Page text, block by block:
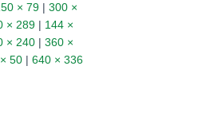
× 79 | 300 ×
× 289 | 144 ×
× 240 | 360 ×
50 | 640 × 336